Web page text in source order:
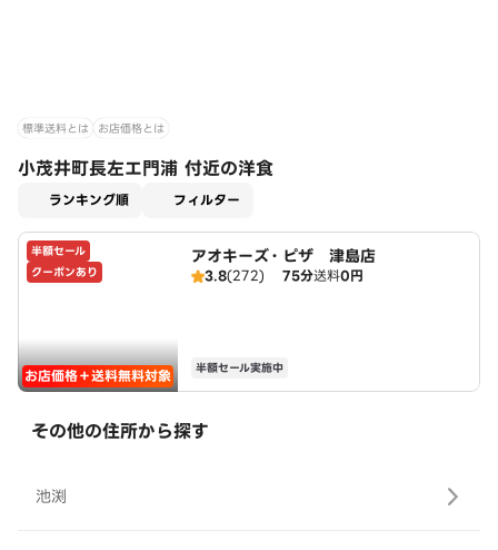
標準送料とは お店価格とは
小茂井町長左エ門浦 付近の洋食
ランキング順 フィルター
半額セール
クーポンあり
お店価格＋送料無料対象
アオキーズ・ピザ 津島店
3.8(272) 75分送料0円
半額セール実施中
その他の住所から探す
池渕